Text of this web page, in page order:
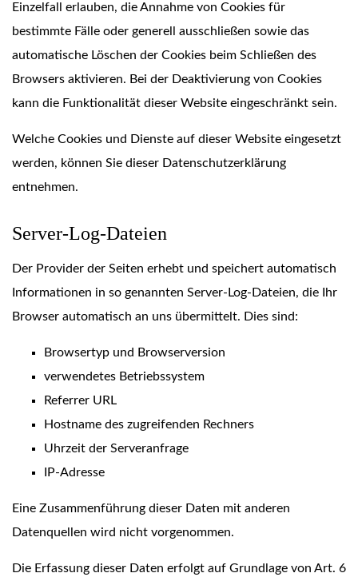
Einzelfall erlauben, die Annahme von Cookies für
bestimmte Fälle oder generell ausschließen sowie das
automatische Löschen der Cookies beim Schließen des
Browsers aktivieren. Bei der Deaktivierung von Cookies
kann die Funktionalität dieser Website eingeschränkt sein.
Welche Cookies und Dienste auf dieser Website eingesetzt
werden, können Sie dieser Datenschutzerklärung
entnehmen.
Server-Log-Dateien
Der Provider der Seiten erhebt und speichert automatisch
Informationen in so genannten Server-Log-Dateien, die Ihr
Browser automatisch an uns übermittelt. Dies sind:
Browsertyp und Browserversion
verwendetes Betriebssystem
Referrer URL
Hostname des zugreifenden Rechners
Uhrzeit der Serveranfrage
IP-Adresse
Eine Zusammenführung dieser Daten mit anderen
Datenquellen wird nicht vorgenommen.
Die Erfassung dieser Daten erfolgt auf Grundlage von Art. 6